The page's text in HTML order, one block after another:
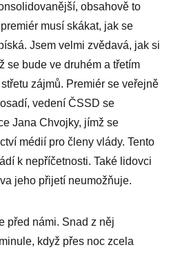
obsahově to
musí skákat, jak se
Jsem velmi zvědavá, jak si
se bude ve druhém a třetím
zájmů. Premiér se veřejně
vedení ČSSD se
Jana Chvojky, jímž se
médií pro členy vlády. Tento
k nepříčetnosti. Také lidovci
jeho přijetí neumožňuje.
před námi. Snad z něj
když přes noc zcela